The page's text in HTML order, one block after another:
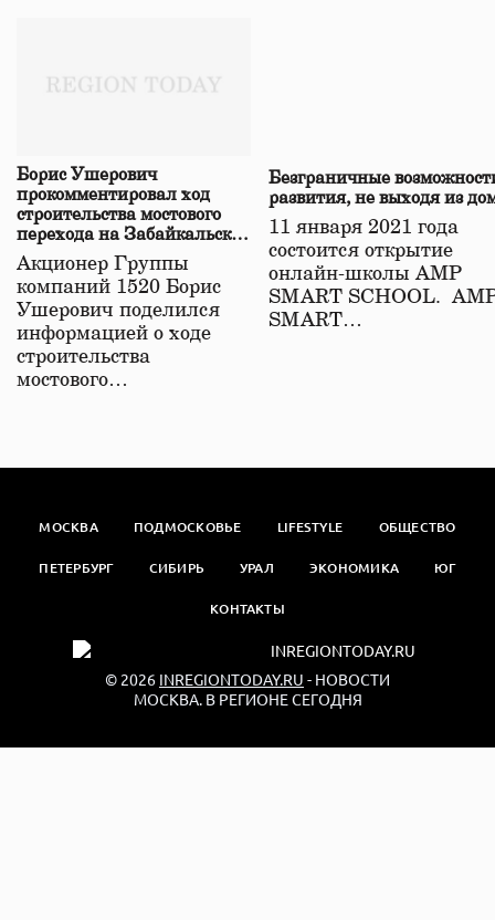
Борис Ушерович
прокомментировал ход
строительства мостового
перехода на Забайкальской
железной дороге
Акционер Группы
компаний 1520 Борис
Ушерович поделился
информацией о ходе
строительства
мостового…
Безграничные
развития, не выходя из
11 января 2021 года
состоится открытие
онлайн-школы АМР
SMART SCHOOL.
SMART…
МОСКВА ПОДМОСКОВЬЕ LIFESTYLE ОБЩЕСТВО
ПЕТЕРБУРГ СИБИРЬ УРАЛ ЭКОНОМИКА ЮГ
КОНТАКТЫ
© 2026 INREGIONTODAY.RU - НОВОСТИ
МОСКВА. В РЕГИОНЕ СЕГОДНЯ